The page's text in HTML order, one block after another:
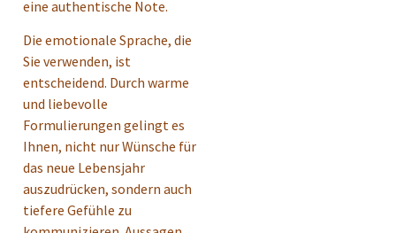
eine authentische Note.
Die emotionale Sprache, die
Sie verwenden, ist
entscheidend. Durch warme
und liebevolle
Formulierungen gelingt es
Ihnen, nicht nur Wünsche für
das neue Lebensjahr
auszudrücken, sondern auch
tiefere Gefühle zu